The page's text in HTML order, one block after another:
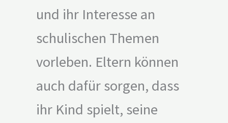
und ihr Interesse an
schulischen Themen
vorleben. Eltern können
auch dafür sorgen, dass
ihr Kind spielt, seine